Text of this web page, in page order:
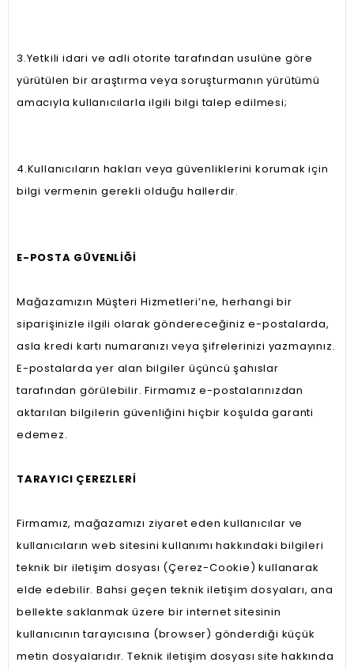
3.Yetkili idari ve adli otorite tarafından usulüne göre
yürütülen bir araştırma veya soruşturmanın yürütümü
amacıyla kullanıcılarla ilgili bilgi talep edilmesi;
4.Kullanıcıların hakları veya güvenliklerini korumak için
bilgi vermenin gerekli olduğu hallerdir.
E-POSTA GÜVENLİĞİ
Mağazamızın Müşteri Hizmetleri’ne, herhangi bir
siparişinizle ilgili olarak göndereceğiniz e-postalarda,
asla kredi kartı numaranızı veya şifrelerinizi yazmayınız.
E-postalarda yer alan bilgiler üçüncü şahıslar
tarafından görülebilir. Firmamız e-postalarınızdan
aktarılan bilgilerin güvenliğini hiçbir koşulda garanti
edemez.
TARAYICI ÇEREZLERİ
Firmamız, mağazamızı ziyaret eden kullanıcılar ve
kullanıcıların web sitesini kullanımı hakkındaki bilgileri
teknik bir iletişim dosyası (Çerez-Cookie) kullanarak
elde edebilir. Bahsi geçen teknik iletişim dosyaları, ana
bellekte saklanmak üzere bir internet sitesinin
kullanıcının tarayıcısına (browser) gönderdiği küçük
metin dosyalarıdır. Teknik iletişim dosyası site hakkında